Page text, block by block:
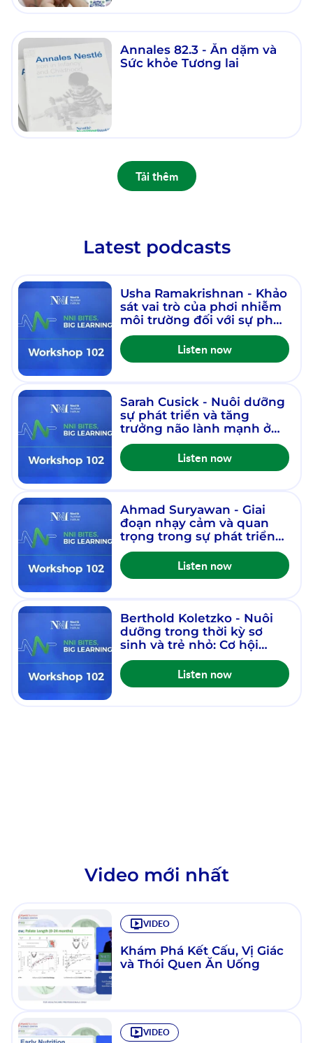
Annales 82.3 - Ăn dặm và
Sức khỏe Tương lai
Tải thêm
Latest podcasts
Usha Ramakrishnan - Khảo
sát vai trò của phơi nhiễm
môi trường đối với sự phát
triển và tăng trưởng của
trẻ em - Hội thảo 102 -
Phiên 2 - Tập 20
Listen now
Sarah Cusick - Nuôi dưỡng
sự phát triển và tăng
trưởng não lành mạnh ở
trẻ nhỏ - Hội thảo 102 -
Phiên 1 - Tập 18
Listen now
Ahmad Suryawan - Giai
đoạn nhạy cảm và quan
trọng trong sự phát triển
của trẻ - Hội thảo 102 -
Phiên 1 - Tập 17
Listen now
Berthold Koletzko - Nuôi
dưỡng trong thời kỳ sơ
sinh và trẻ nhỏ: Cơ hội
phòng ngừa - Hội thảo 102
- Phiên 3 - Tập 29
Listen now
Video mới nhất
VIDEO
Khám Phá Kết Cấu, Vị Giác
và Thói Quen Ăn Uống
VIDEO